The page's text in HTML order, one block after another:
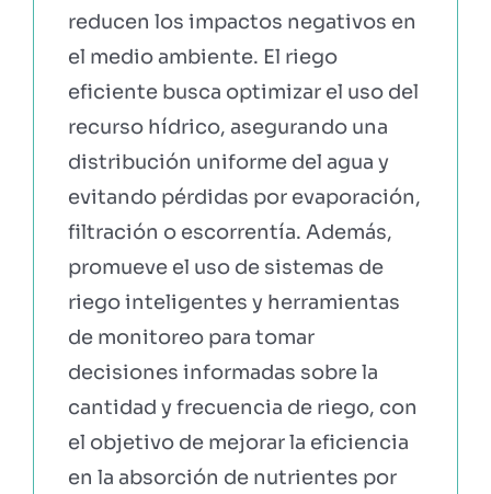
reducen los impactos negativos en
el medio ambiente. El riego
eficiente busca optimizar el uso del
recurso hídrico, asegurando una
distribución uniforme del agua y
evitando pérdidas por evaporación,
filtración o escorrentía. Además,
promueve el uso de sistemas de
riego inteligentes y herramientas
de monitoreo para tomar
decisiones informadas sobre la
cantidad y frecuencia de riego, con
el objetivo de mejorar la eficiencia
en la absorción de nutrientes por